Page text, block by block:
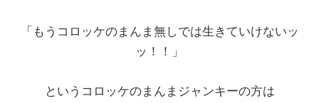
「もうコロッケのまんま無しでは生きていけないッ
ッ！！」
というコロッケのまんまジャンキーの方は